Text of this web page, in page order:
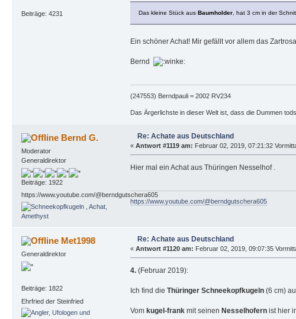
Beiträge: 4231 Das kleine Stück aus Baumholder, hat 3 cm in der
Ein schöner Achat! Mir gefällt vor allem das
Bernd
(247553) Berndpauli = 2002 RV234
Das Ärgerlichste in dieser Welt ist, dass die Dummen
Bernd G.
Moderator
Generaldirektor
Beiträge: 1922
https://www.youtube.com/@berndgutschera605
Re: Achate aus Deutschland
« Antwort #1119 am: Februar 02, 2019, 07:21:32
Hier mal ein Achat aus Thüringen Nesselhof .
https://www.youtube.com/@berndgutschera605
Met1998
Generaldirektor
Beiträge: 1822
Ehrfried der Steinfried
Re: Achate aus Deutschland
« Antwort #1120 am: Februar 02, 2019, 09:07:35
4. (Februar 2019):
Ich find die Thüringer Schneekopfkugeln(6 cm)
Vomkugel-frankmit seinen Nesselhofernist hier